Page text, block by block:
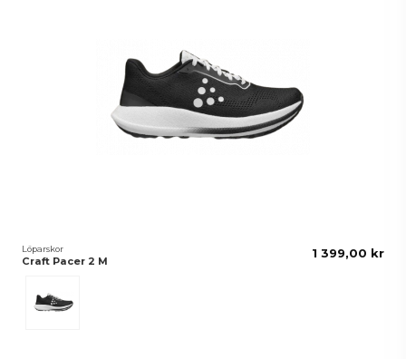
Löparskor
Craft Pacer 2 M
1 399,00 kr